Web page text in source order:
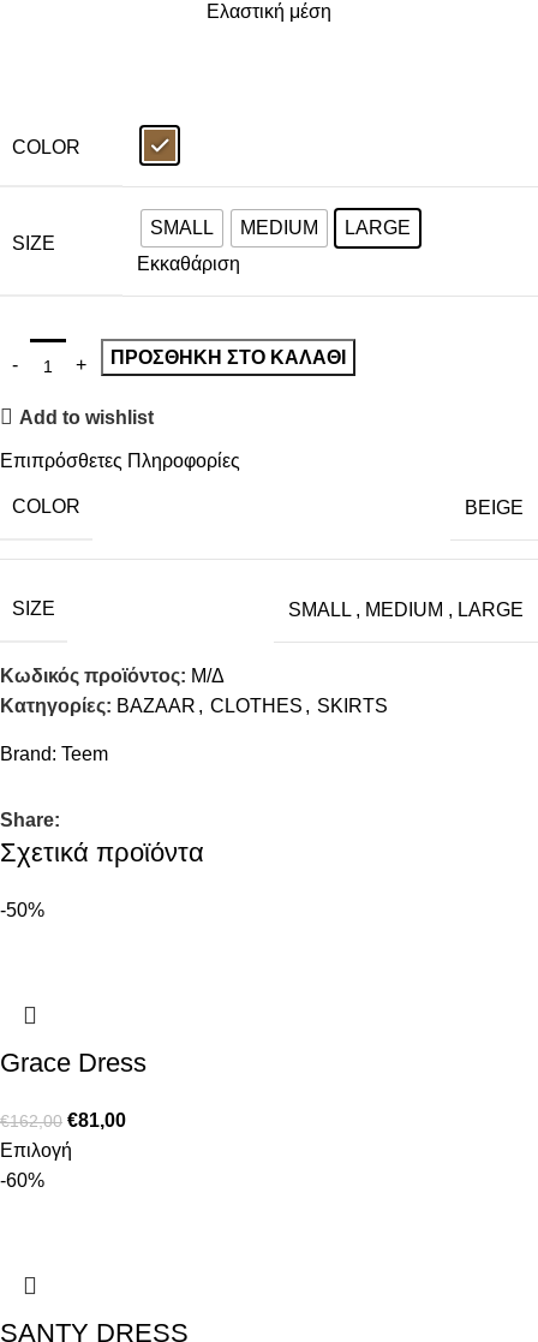
Ελαστική μέση
COLOR
SIZE
SMALL MEDIUM
LARGE
Εκκαθάριση
ΠΡΟΣΘΉΚΗ ΣΤΟ ΚΑΛΆΘΙ
Add to wishlist
Επιπρόσθετες Πληροφορίες
COLOR BEIGE
SIZE SMALL , MEDIUM , LARGE
Κωδικός προϊόντος: Μ/Δ
Κατηγορίες: BAZAAR , CLOTHES , SKIRTS
Brand: Teem
Share:
Σχετικά προϊόντα
-50%
Grace Dress
€162,00 €81,00
Επιλογή
-60%
SANTY DRESS